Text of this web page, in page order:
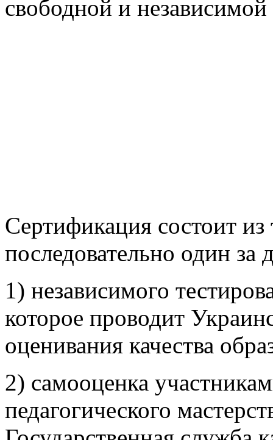
свободной и
Сертификация состоит из
последовательно один
1) независимого
которое проводит
оценивания качества
2) самооценка
педагогического